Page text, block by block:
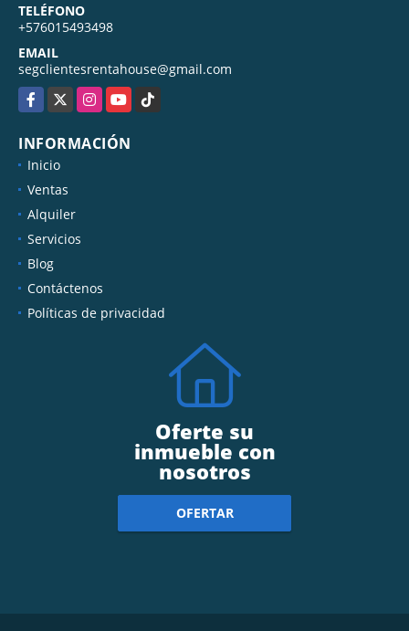
TELÉFONO
+576015493498
EMAIL
segclientesrentahouse@gmail.com
Facebook
X InstagramYouTubeTikTok
INFORMACIÓN
Inicio
Ventas
Alquiler
Servicios
Blog
Contáctenos
Políticas de privacidad
Oferte su
inmueble con
nosotros
OFERTAR